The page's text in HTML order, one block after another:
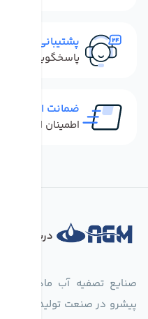
پشتیبانی سریع
پاسخگویی سریع
ضمانت اصل بودن
اطمینان از خرید
درباره
پیشرو در صنعت تولید